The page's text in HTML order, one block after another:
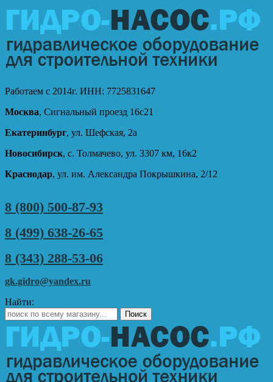
Работаем с 2014г. ИНН: 7725831647
Москва, Сигнальный проезд 16с21
Екатеринбург, ул. Шефская, 2а
Новосибирск, с. Толмачево, ул. 3307 км, 16к2
Краснодар, ул. им. Александра Покрышкина, 2/12
8 (800) 500-87-93
8 (499) 638-26-65
8 (343) 288-53-06
gk.gidro@yandex.ru
Найти: